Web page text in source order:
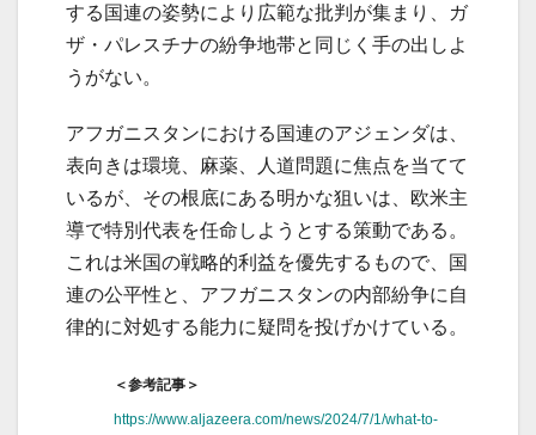
する国連の姿勢により広範な批判が集まり、ガ
ザ・パレスチナの紛争地帯と同じく手の出しよ
うがない。
アフガニスタンにおける国連のアジェンダは、
表向きは環境、麻薬、人道問題に焦点を当てて
いるが、その根底にある明かな狙いは、欧米主
導で特別代表を任命しようとする策動である。
これは米国の戦略的利益を優先するもので、国
連の公平性と、アフガニスタンの内部紛争に自
律的に対処する能力に疑問を投げかけている。
＜参考記事＞
https://www.aljazeera.com/news/2024/7/1/what-to-